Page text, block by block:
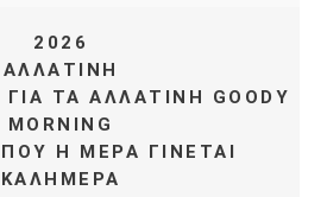
2026
ΑΛΛΑΤΙΝΗ
ΤΑ ΑΛΛΑΤΙΝΗ GOODY
MORNING
Η ΜΕΡΑ ΓΙΝΕΤΑΙ
ΚΑΛΗΜΕΡΑ